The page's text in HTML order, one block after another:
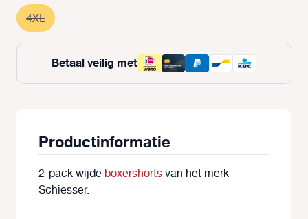
4XL(Deze optie is momenteel niet beschikbaar.)
Betaal veilig met
Productinformatie
2-pack wijdeboxershortsvan het merk
Schiesser.